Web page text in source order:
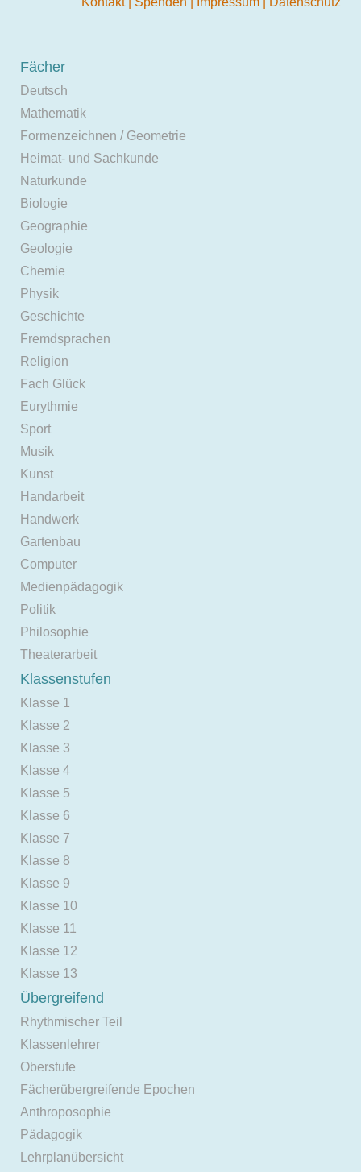
Fächer
Deutsch
Mathematik
Formenzeichnen / Geometrie
Heimat- und Sachkunde
Naturkunde
Biologie
Geographie
Geologie
Chemie
Physik
Geschichte
Fremdsprachen
Religion
Fach Glück
Eurythmie
Sport
Musik
Kunst
Handarbeit
Handwerk
Gartenbau
Computer
Medienpädagogik
Politik
Philosophie
Theaterarbeit
Klassenstufen
Klasse 1
Klasse 2
Klasse 3
Klasse 4
Klasse 5
Klasse 6
Klasse 7
Klasse 8
Klasse 9
Klasse 10
Klasse 11
Klasse 12
Klasse 13
Übergreifend
Rhythmischer Teil
Klassenlehrer
Oberstufe
Fächerübergreifende Epochen
Anthroposophie
Pädagogik
Lehrplanübersicht